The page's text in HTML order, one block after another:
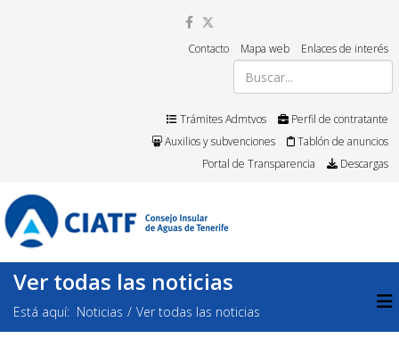
Contacto Mapa web Enlaces de interés
Trámites Admtvos
Perfil de contratante
Auxilios y subvenciones
Tablón de anuncios
Portal de Transparencia
Descargas
Ver todas las noticias
Está aquí: Noticias Ver todas las noticias